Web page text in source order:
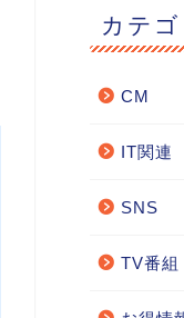
カテ
CM
IT関連
SNS
TV番組